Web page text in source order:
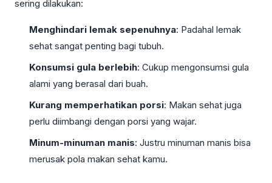
sering dilakukan:
Menghindari lemak sepenuhnya: Padahal lemak
sehat sangat penting bagi tubuh.
Konsumsi gula berlebih: Cukup mengonsumsi gula
alami yang berasal dari buah.
Kurang memperhatikan porsi: Makan sehat juga
perlu diimbangi dengan porsi yang wajar.
Minum-minuman manis: Justru minuman manis bisa
merusak pola makan sehat kamu.